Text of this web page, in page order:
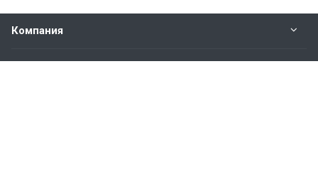
Компания